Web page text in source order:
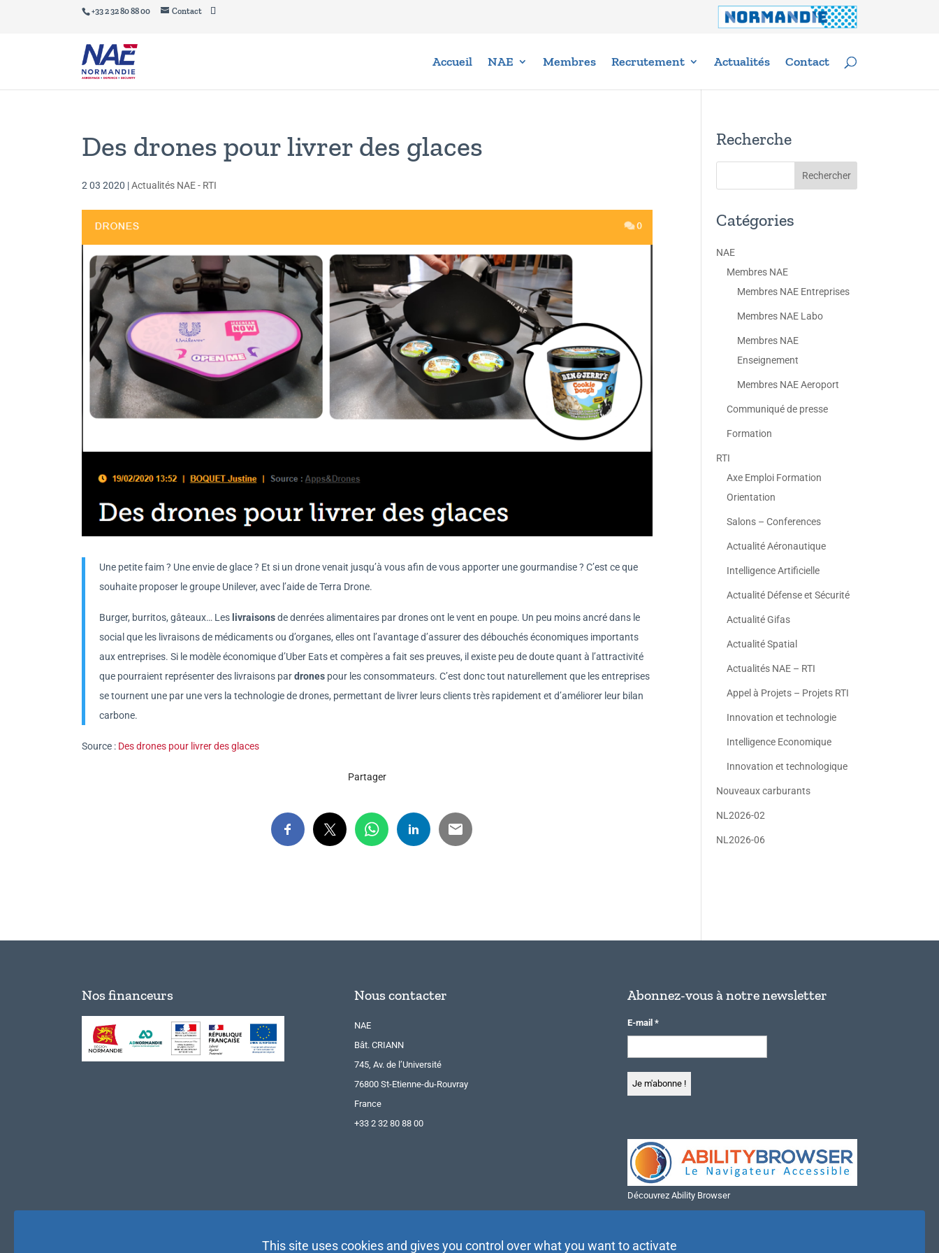
+33 2 32 80 88 00 Contact
Accueil NAE Membres Recrutement Actualités Contact
Des drones pour livrer des glaces
2 03 2020 |Actualités NAE - RTI
Une petite faim ? Une envie de glace ? Et si un drone venait jusqu’à vous afin de vous apporter une gourmandise ? C’est ce que
souhaite proposer le groupe Unilever, avec l’aide de Terra Drone.
Burger, burritos, gâteaux… Les livraisonsde denrées alimentaires par drones ont le vent en poupe. Un peu moins ancré dans le
social que les livraisons de médicaments ou d’organes, elles ont l’avantage d’assurer des débouchés économiques importants
aux entreprises. Si le modèle économique d’Uber Eats et compères a fait ses preuves, il existe peu de doute quant à l’attractivité
que pourraient représenter des livraisons pardrones pour les consommateurs. C’est donc tout naturellement que les entreprises
se tournent une par une vers la technologie de drones, permettant de livrer leurs clients très rapidement et d’améliorer leur bilan
carbone.
Source : Des drones pour livrer des glaces
Partager
Recherche
Catégories
NAE
Membres NAE
Membres NAE Entreprises
Membres NAE Labo
Membres NAE
Enseignement
Membres NAE Aeroport
Communiqué de presse
Formation
RTI
Axe Emploi Formation
Orientation
Salons – Conferences
Actualité Aéronautique
Intelligence Artificielle
Actualité Défense et Sécurité
Actualité Gifas
Actualité Spatial
Actualités NAE – RTI
Appel à Projets – Projets RTI
Innovation et technologie
Intelligence Economique
Innovation et technologique
Nouveaux carburants
NL2026-02
NL2026-06
Nos financeurs Nous contacter
NAE
Bât. CRIANN
745, Av. de l’Université
76800 St-Etienne-du-Rouvray
France
+33 2 32 80 88 00
Abonnez-vous à notre newsletter
E-mail *
Découvrez Ability Browser
This site uses cookies and gives you control over what you want to activate